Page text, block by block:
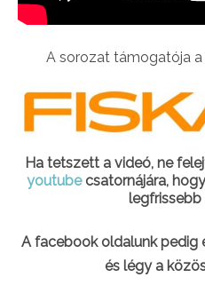
A sorozat támogatója a
Ha tetszett a videó, ne
youtubecsatornájára,
A facebook oldalunk pedig
és légy a